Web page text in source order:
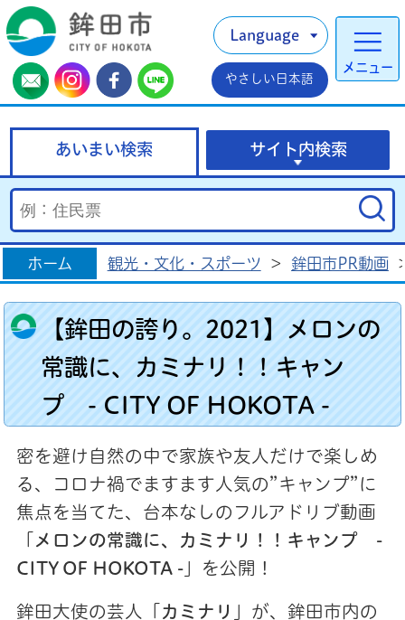
メニュー
Language
やさしい日本語
あいまい検索 サイト内検索
ホーム 観光・文化・スポーツ > 鉾田市PR動画
【鉾田の誇り。2021】メロンの
常識に、カミナリ！！キャン
プ - CITY OF HOKOTA -
密を避け自然の中で家族や友人だけで楽しめ
る、コロナ禍でますます人気の”キャンプ”に
焦点を当てた、台本なしのフルアドリブ動画
メロンの常識に、カミナリ！！キャンプ -
CITY OF HOKOTA -」を公開！
鉾田大使の芸人「 カミナリ
」が、鉾田市内の